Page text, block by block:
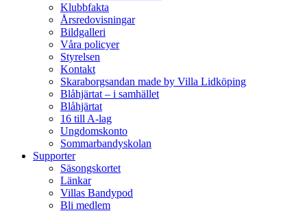
Klubbfakta
Årsredovisningar
Bildgalleri
Våra policyer
Styrelsen
Kontakt
Skaraborgsandan made by Villa Lidköping
Blåhjärtat – i samhället
Blåhjärtat
16 till A-lag
Ungdomskonto
Sommarbandyskolan
Supporter
Säsongskortet
Länkar
Villas Bandypod
Bli medlem